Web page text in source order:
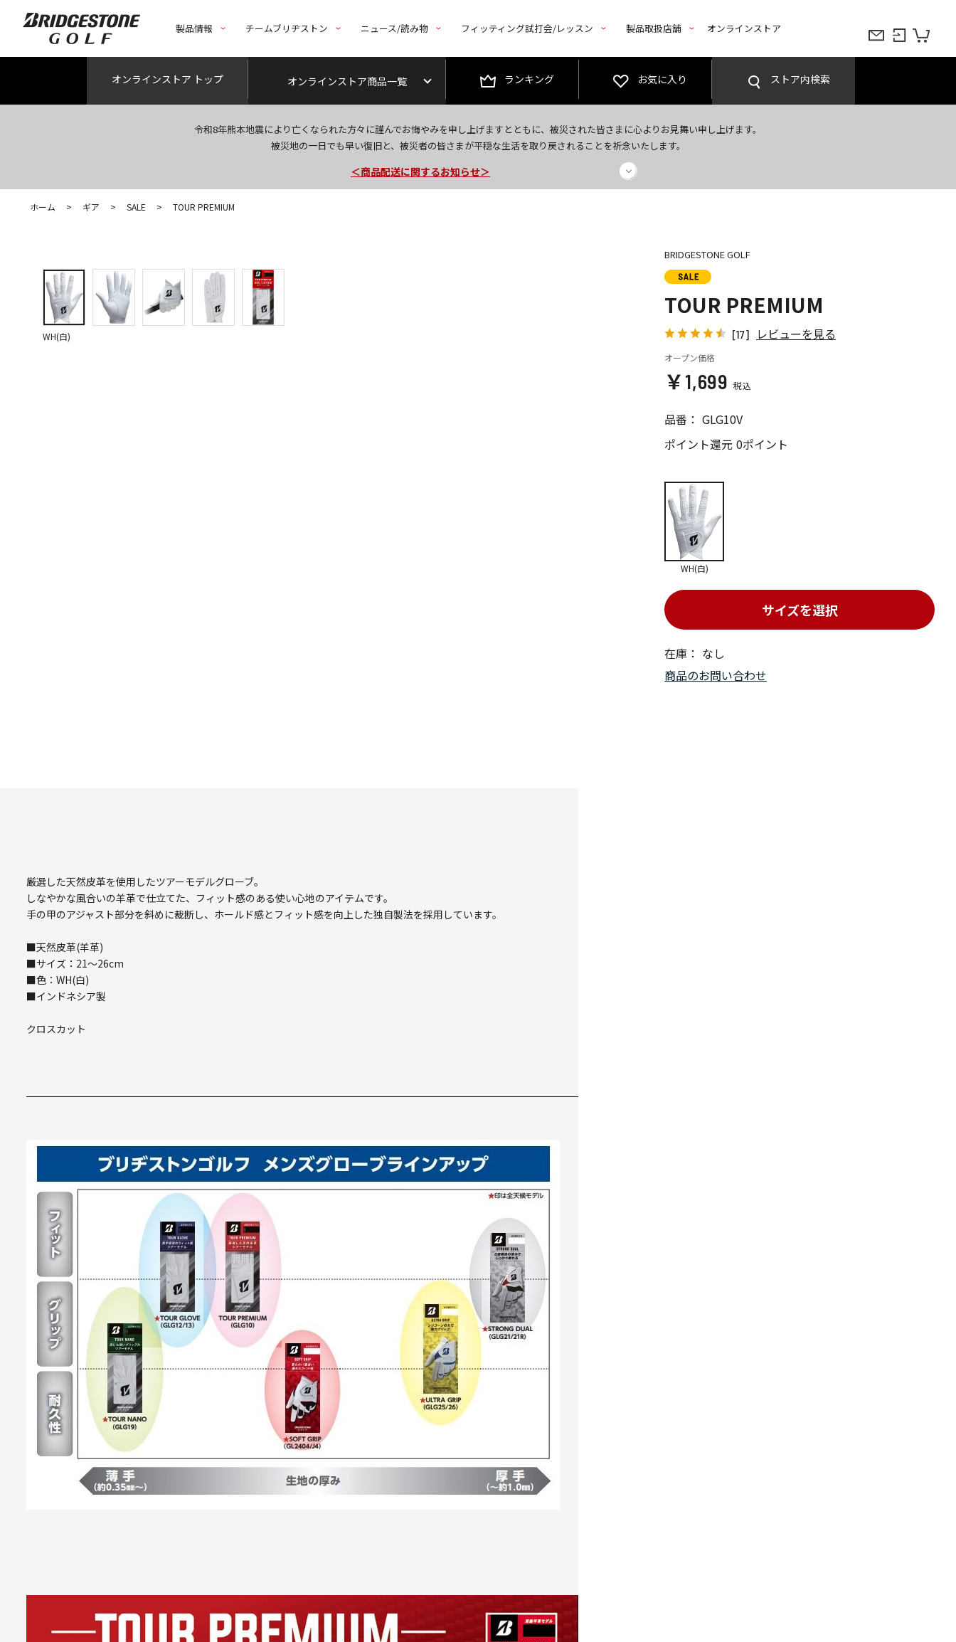
製品情報 チームブリヂストン ニュース/読み物 フィッティング試打会/レッスン 製品取扱店舗 オンラインストア
オンラインストア トップ オンラインストア商品一覧 ランキング お気に入り ストア内検索
令和8年熊本地震により亡くなられた方々に謹んでお悔やみを申し上げますとともに、被災された皆さまに心よりお見舞い申し上げます。
被災地の一日でも早い復旧と、被災者の皆さまが平穏な生活を取り戻されることを祈念いたします。
今なら新規会員登録で1,000円OFFクーポンプレゼント！
＜商品配送に関するお知らせ＞
＜夏季休暇中のご注文・発送・お問い合わせ＞
ホーム > ギア > SALE > TOUR PREMIUM
WH(白)
BRIDGESTONE GOLF
TOUR PREMIUM
[17] レビューを見る
オープン価格
￥1,699
品番： GLG10V
ポイント還元 0ポイント
在庫： なし
サイズを選択
WH(白)
商品のお問い合わせ
厳選した天然皮革を使用したツアーモデルグローブ。
しなやかな風合いの羊革で仕立てた、フィット感のある使い心地のアイテムです。
手の甲のアジャスト部分を斜めに裁断し、ホールド感とフィット感を向上した独自製法を採用しています。
■天然皮革(羊革)
■サイズ：21～26cm
■色：WH(白)
■インドネシア製
クロスカット